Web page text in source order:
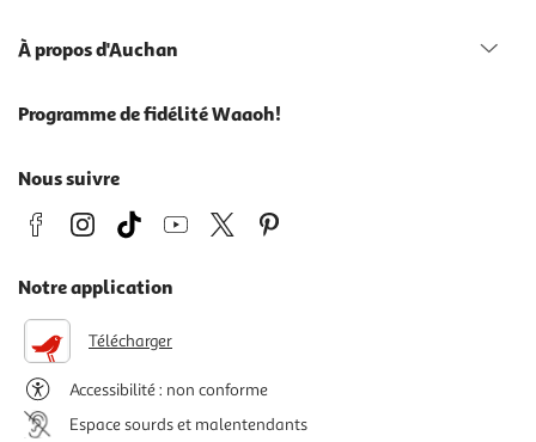
À propos d'Auchan
Programme de fidélité Waaoh!
Nous suivre
Notre application
Télécharger
Accessibilité : non conforme
Espace sourds et malentendants